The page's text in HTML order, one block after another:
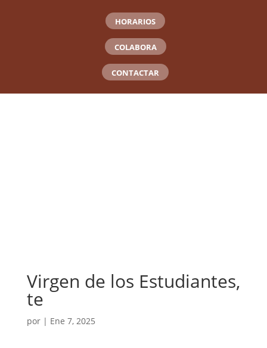
HORARIOS
COLABORA
CONTACTAR
Virgen de los Estudiantes,
te
por | Ene 7, 2025